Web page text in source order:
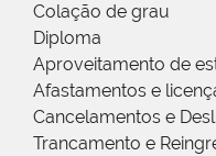
Colação de grau
Diploma
Aproveitamento de
Afastamentos e
Cancelamentos e
Trancamento e